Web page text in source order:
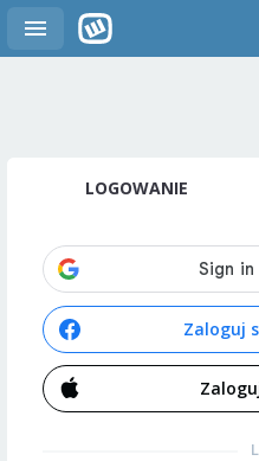
LOGOWANIE
Zaloguj